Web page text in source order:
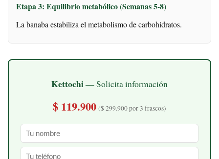
Etapa 3: Equilibrio metabólico (Semanas 5-8)
La banaba estabiliza el metabolismo de carbohidratos.
Kettochi— Solicita información
$ 119.900 ($ 299.900 por 3 frascos)